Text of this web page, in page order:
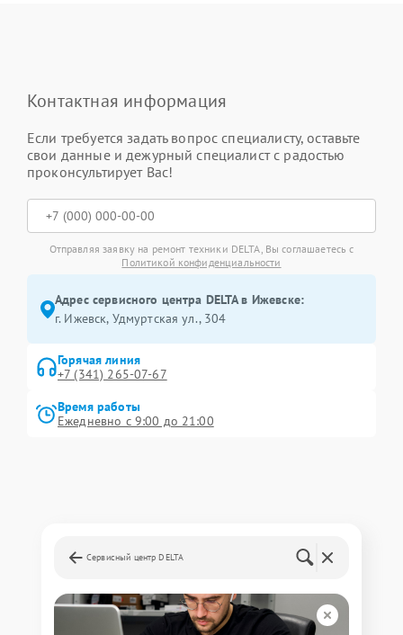
Контактная информация
Если требуется задать вопрос специалисту, оставьте
свои данные и дежурный специалист с радостью
проконсультирует Вас!
Отправляя заявку на ремонт техники DELTA, Вы соглашаетесь с
Политикой конфиденциальности
Адрес сервисного центра DELTA в Ижевске:
г. Ижевск, Удмуртская ул., 304
Горячая линия
+7 (341) 265-07-67
Время работы
Ежедневно с 9:00 до 21:00
Сервисный центр DELTA